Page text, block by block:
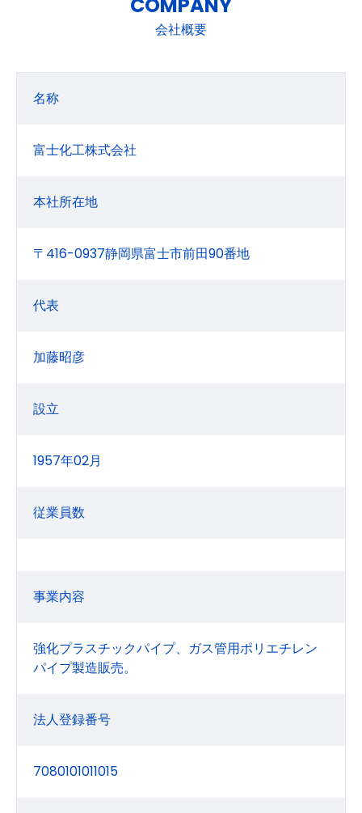
会社概要
名称
富士化工株式会社
本社所在地
〒416-0937静岡県富士市前田90番地
代表
加藤昭彦
設立
1957年02月
従業員数
事業内容
強化プラスチックパイプ、ガス管用ポリエチレン
パイプ製造販売。
法人登録番号
7080101011015